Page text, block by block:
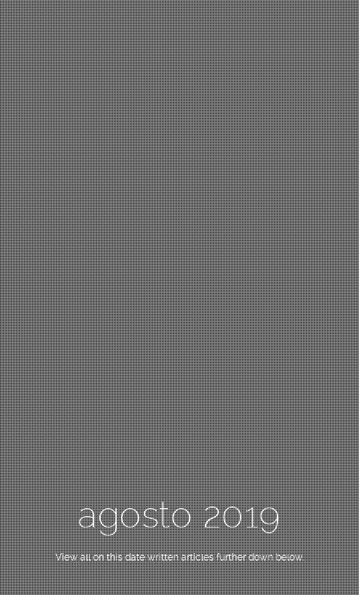
agosto 2019
View all on this date written articles further down below.